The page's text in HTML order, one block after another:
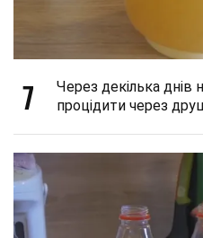
7
Через декілька днів
процідити через